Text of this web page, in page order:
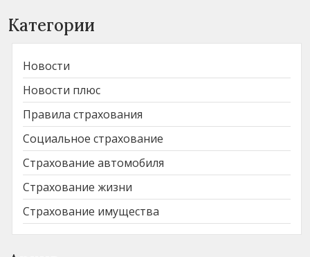
Категории
Новости
Новости плюс
Правила страхования
Социальное страхование
Страхование автомобиля
Страхование жизни
Страхование имущества